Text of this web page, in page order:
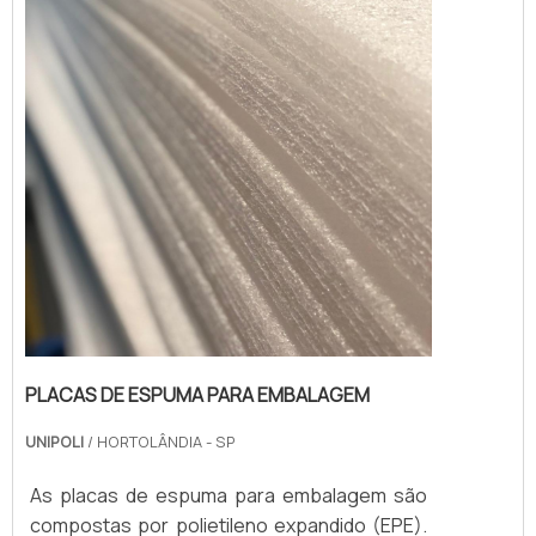
PLACAS DE ESPUMA PARA EMBALAGEM
UNIPOLI / HORTOLÂNDIA - SP
As placas de espuma para embalagem são
compostas por polietileno expandido (EPE).